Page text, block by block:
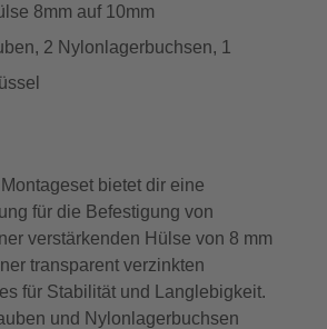
8mm auf 10mm
2 Nylonlagerbuchsen, 1
bietet dir eine
für die Befestigung von
verstärkenden Hülse von 8 mm
transparent verzinkten
für Stabilität und Langlebigkeit.
und Nylonlagerbuchsen